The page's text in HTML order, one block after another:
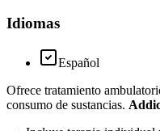
Idiomas
Español
Ofrece tratamiento
consumo de sustancias.